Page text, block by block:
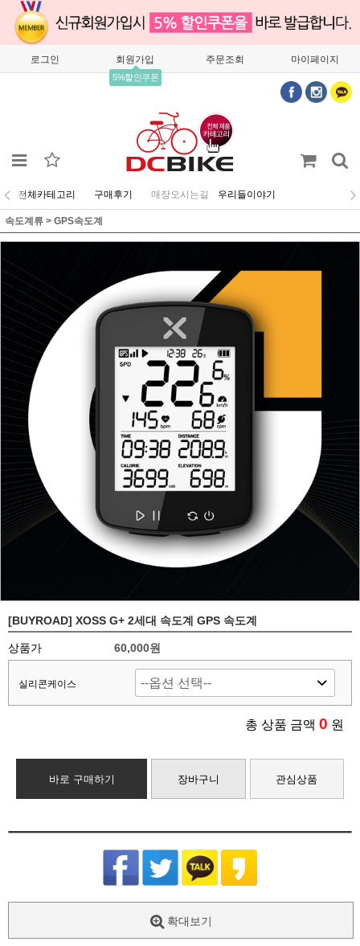
로그인 회원가입
5%할인쿠폰
주문조회 마이페이지
전체카테고리 구매후기 매장오시는길 우리들이야기
속도계류 > GPS속도계
[BUYROAD] XOSS G+ 2세대 속도계 GPS 속도계
상품가 60,000원
실리콘케이스
총 상품 금액 0 원
바로 구매하기 장바구니 관심상품
확대보기